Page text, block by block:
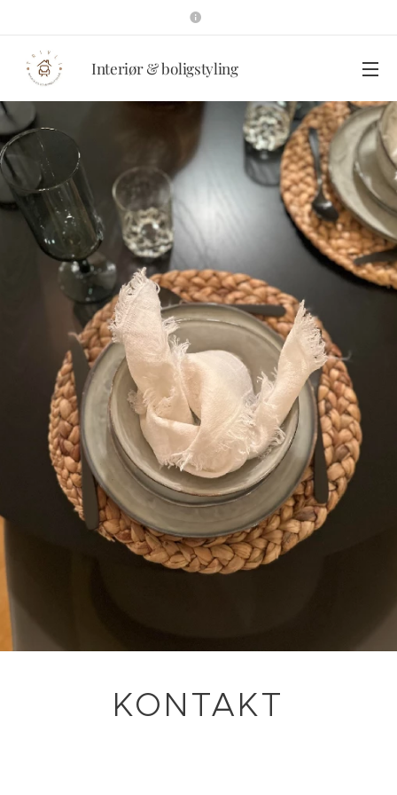
Interiør & boligstyling
KONTAKT